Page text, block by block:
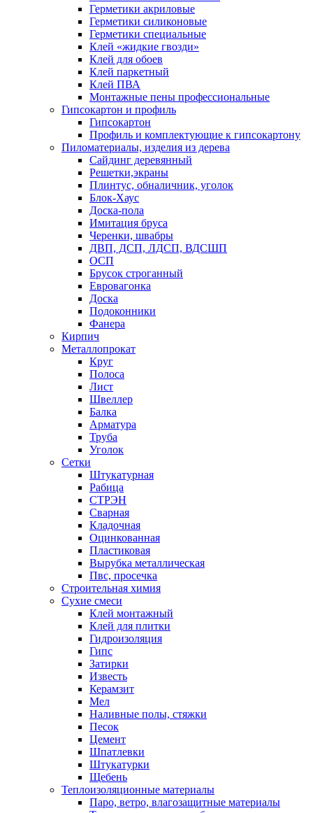
Герметики акриловые
Герметики силиконовые
Герметики специальные
Клей «жидкие гвозди»
Клей для обоев
Клей паркетный
Клей ПВА
Монтажные пены профессиональные
Гипсокартон и профиль
Гипсокартон
Профиль и комплектующие к гипсокартону
Пиломатериалы, изделия из дерева
Сайдинг деревянный
Решетки,экраны
Плинтус, обналичник, уголок
Блок-Хаус
Доска-пола
Имитация бруса
Черенки, швабры
ДВП, ДСП, ЛДСП, ВДСШП
ОСП
Брусок строганный
Евровагонка
Доска
Подоконники
Фанера
Кирпич
Металлопрокат
Круг
Полоса
Лист
Швеллер
Балка
Арматура
Труба
Уголок
Сетки
Штукатурная
Рабица
СТРЭН
Сварная
Кладочная
Оцинкованная
Пластиковая
Вырубка металлическая
Пвс, просечка
Строительная химия
Сухие смеси
Клей монтажный
Клей для плитки
Гидроизоляция
Гипс
Затирки
Известь
Керамзит
Мел
Наливные полы, стяжки
Песок
Цемент
Шпатлевки
Штукатурки
Щебень
Теплоизоляционные материалы
Паро, ветро, влагозащитные материалы